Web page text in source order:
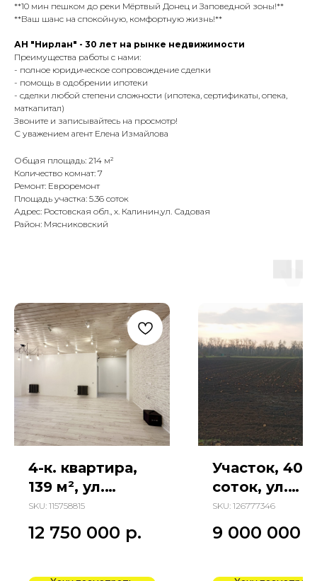
**10 мин пешком до реки Мёртвый Донец и Заповедной зоны!** ️
**Ваш шанс на спокойную, комфортную жизнь!**
АН "Нирлан" - 30 лет на рынке недвижимости
Преимущества работы с нами:
- полное юридическое сопровождение сделки
- помощь в одобрении ипотеки
- сделки любой степени сложности (ипотека, сертификаты, опека,
маткапитал)
Звоните и записывайтесь на просмотр!
С уважением агент Елена Измайлова
Общая площадь: 214 м²
Количество комнат: 7
Ремонт: Евроремонт
Площадь участка: 5.36 соток
Адрес: Ростовская обл., х. Калинин,ул. Садовая
Район: Мясниковский
4-к. квартира,
139 м², ул.
Пацаева
SKU: 115758815
12 750 000 р.
Участок, 40
соток, ул.
Вешенская
SKU: 126777346
9 000 000